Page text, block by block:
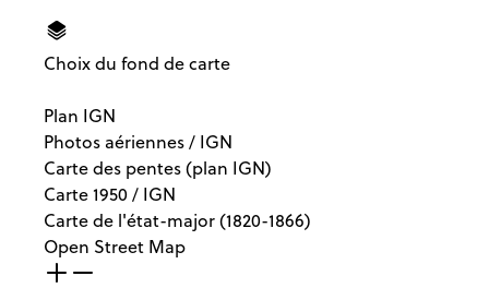
Choix du fond de carte
Plan IGN
Photos aériennes / IGN
Carte des pentes (plan IGN)
Carte 1950 / IGN
Carte de l'état-major (1820-1866)
Open Street Map